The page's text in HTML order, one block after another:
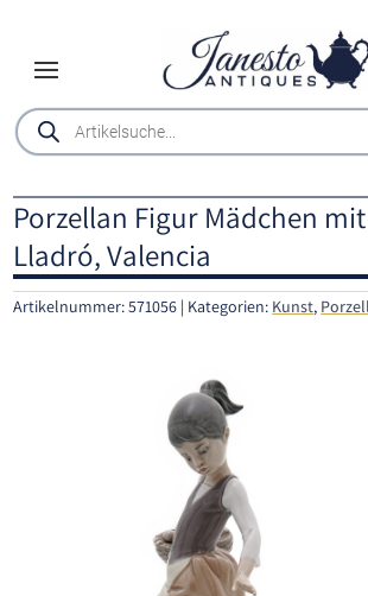
Products
search
Porzellan Figur Mädchen mit
Lladró, Valencia
Artikelnummer:571056 Kategorien: Kunst,